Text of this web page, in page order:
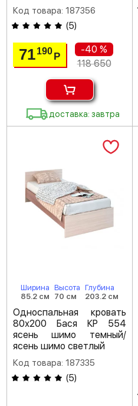
Код товара: 187356
(5)
71190Р
-40 %
118 650
доставка: завтра
Ширина
85.2 см
Высота
70 см
Глубина
203.2 см
Односпальная кровать
80х200 Бася КР 554
ясень шимо темный/
ясень шимо светлый
Код товара: 187335
(5)